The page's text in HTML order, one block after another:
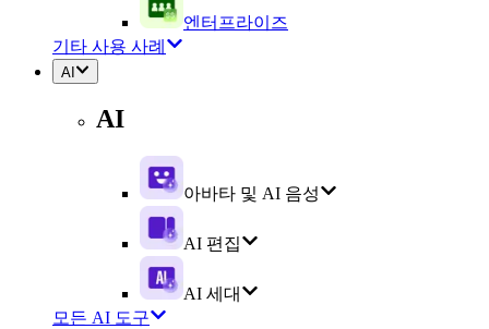
엔터프라이즈
기타 사용 사례
AI
AI
아바타 및 AI 음성
AI 편집
AI 세대
모든 AI 도구